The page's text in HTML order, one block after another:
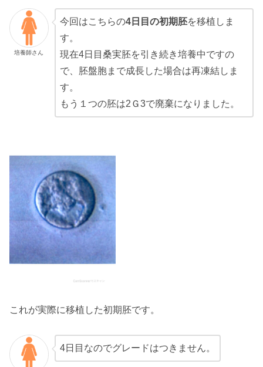
培養師さん
今回はこちらの4日目の初期胚を移植しま
す。
現在4日目桑実胚を引き続き培養中ですの
で、胚盤胞まで成長した場合は再凍結しま
す。
もう１つの胚は2Ｇ3で廃棄になりました。
これが実際に移植した初期胚です。
4日目なのでグレードはつきません。